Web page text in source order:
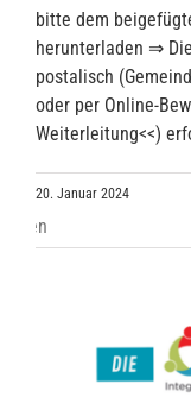
bitte dem
herunterladen ⇒
postalisch
oder per Online-
Weiterleitung<<)
20. Januar 2024